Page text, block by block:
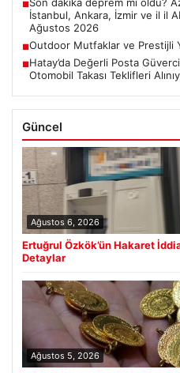
■
İstanbul, Ankara, İzmir ve il il
Ağustos 2026
■Outdoor Mutfaklar ve Prestijli
■Hatay’da Değerli Posta
Otomobil Takası Teklifleri
Güncel
Ağustos 6, 2026
Ertuğrul Özkök’ün Hakaret
Detaylar
Ağustos 5, 2026